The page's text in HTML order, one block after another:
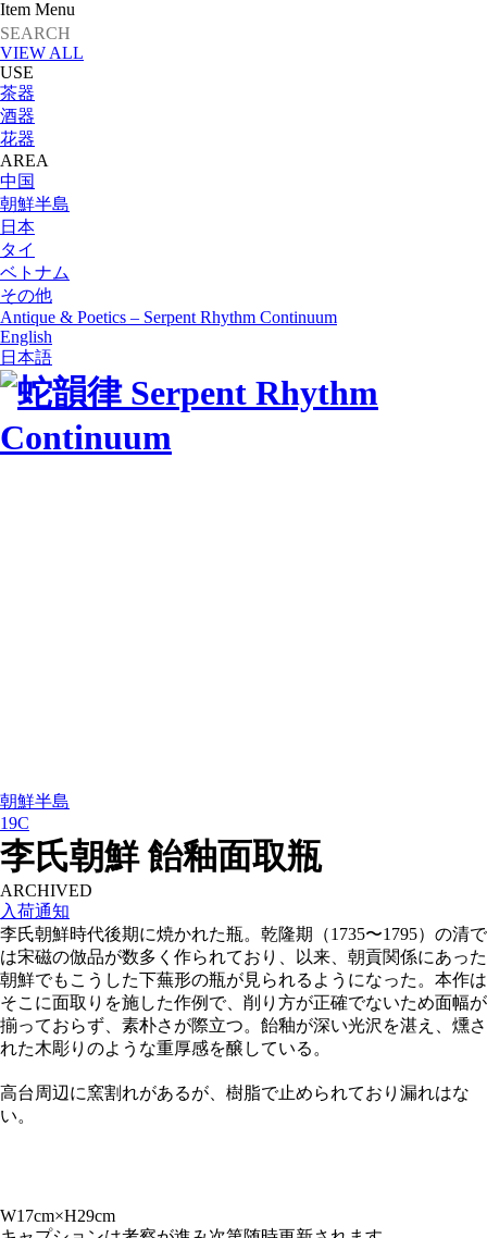
Item Menu
VIEW ALL
USE
茶器
酒器
花器
AREA
中国
朝鮮半島
日本
タイ
ベトナム
その他
Antique & Poetics – Serpent Rhythm Continuum
English
日本語
朝鮮半島
19C
李氏朝鮮 飴釉面取瓶
ARCHIVED
入荷通知
李氏朝鮮時代後期に焼かれた瓶。乾隆期（1735〜1795）の清で
は宋磁の倣品が数多く作られており、以来、朝貢関係にあった
朝鮮でもこうした下蕪形の瓶が見られるようになった。本作は
そこに面取りを施した作例で、削り方が正確でないため面幅が
揃っておらず、素朴さが際立つ。飴釉が深い光沢を湛え、燻さ
れた木彫りのような重厚感を醸している。
高台周辺に窯割れがあるが、樹脂で止められており漏れはな
い。
W17cm×H29cm